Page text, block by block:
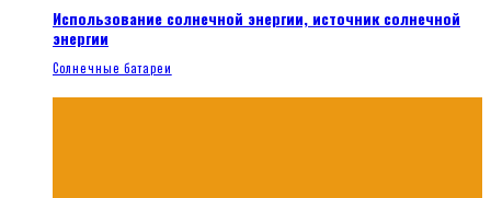
Использование солнечной энергии, источник солнечной
энергии
Солнечные батареи